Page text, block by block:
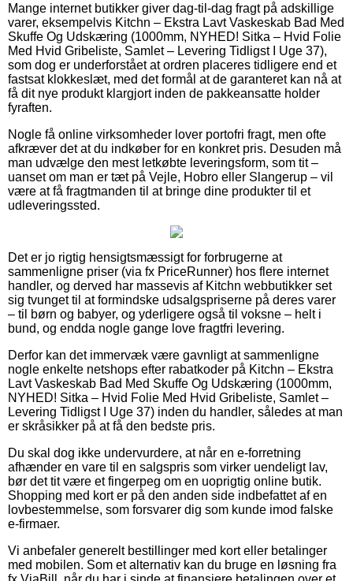
Mange internet butikker giver dag-til-dag fragt på adskillige
varer, eksempelvis Kitchn – Ekstra Lavt Vaskeskab Bad Med
Skuffe Og Udskæring (1000mm, NYHED! Sitka – Hvid Folie
Med Hvid Gribeliste, Samlet – Levering Tidligst I Uge 37),
som dog er underforstået at ordren placeres tidligere end et
fastsat klokkeslæt, med det formål at de garanteret kan nå at
få dit nye produkt klargjort inden de pakkeansatte holder
fyraften.
Nogle få online virksomheder lover portofri fragt, men ofte
afkræver det at du indkøber for en konkret pris. Desuden må
man udvælge den mest letkøbte leveringsform, som tit –
uanset om man er tæt på Vejle, Hobro eller Slangerup – vil
være at få fragtmanden til at bringe dine produkter til et
udleveringssted.
Det er jo rigtig hensigtsmæssigt for forbrugerne at
sammenligne priser (via fx PriceRunner) hos flere internet
handler, og derved har massevis af Kitchn webbutikker set
sig tvunget til at formindske udsalgspriserne på deres varer
– til børn og babyer, og yderligere også til voksne – helt i
bund, og endda nogle gange love fragtfri levering.
Derfor kan det immervæk være gavnligt at sammenligne
nogle enkelte netshops efter rabatkoder på Kitchn – Ekstra
Lavt Vaskeskab Bad Med Skuffe Og Udskæring (1000mm,
NYHED! Sitka – Hvid Folie Med Hvid Gribeliste, Samlet –
Levering Tidligst I Uge 37) inden du handler, således at man
er skråsikker på at få den bedste pris.
Du skal dog ikke undervurdere, at når en e-forretning
afhænder en vare til en salgspris som virker uendeligt lav,
bør det tit være et fingerpeg om en uoprigtig online butik.
Shopping med kort er på den anden side indbefattet af en
lovbestemmelse, som forsvarer dig som kunde imod falske
e-firmaer.
Vi anbefaler generelt bestillinger med kort eller betalinger
med mobilen. Som et alternativ kan du bruge en løsning fra